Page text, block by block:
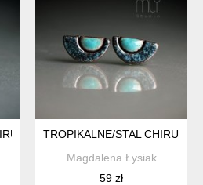
TROPIKALNE/STAL
Magdalena Łysiak
59 zł